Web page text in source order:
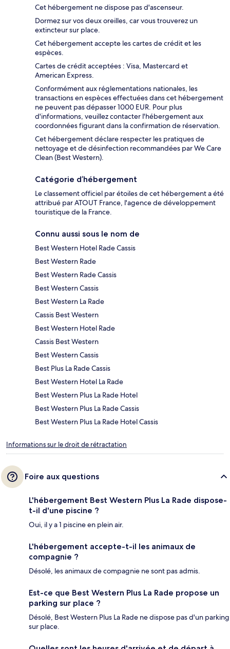
Cet hébergement ne dispose pas d'ascenseur.
Dormez sur vos deux oreilles, car vous trouverez un
extincteur sur place.
Cet hébergement accepte les cartes de crédit et les
espèces.
Cartes de crédit acceptées : Visa, Mastercard et
American Express.
Conformément aux réglementations nationales, les
transactions en espèces effectuées dans cet hébergement
ne peuvent pas dépasser 1000 EUR. Pour plus
d'informations, veuillez contacter l'hébergement aux
coordonnées figurant dans la confirmation de réservation.
Cet hébergement déclare respecter les pratiques de
nettoyage et de désinfection recommandées par We Care
Clean (Best Western).
Catégorie d’hébergement
Le classement officiel par étoiles de cet hébergement a été
attribué par ATOUT France, l'agence de développement
touristique de la France.
Connu aussi sous le nom de
Best Western Hotel Rade Cassis
Best Western Rade
Best Western Rade Cassis
Best Western Cassis
Best Western La Rade
Cassis Best Western
Best Western Hotel Rade
Cassis Best Western
Best Western Cassis
Best Plus La Rade Cassis
Best Western Hotel La Rade
Best Western Plus La Rade Hotel
Best Western Plus La Rade Cassis
Best Western Plus La Rade Hotel Cassis
Informations sur le droit de rétractation
Foire aux questions
L'hébergement Best Western Plus La Rade dispose-
t-il d'une piscine ?
Oui, il y a 1 piscine en plein air.
L'hébergement accepte-t-il les animaux de
compagnie ?
Désolé, les animaux de compagnie ne sont pas admis.
Est-ce que Best Western Plus La Rade propose un
parking sur place ?
Désolé, Best Western Plus La Rade ne dispose pas d'un parking
sur place.